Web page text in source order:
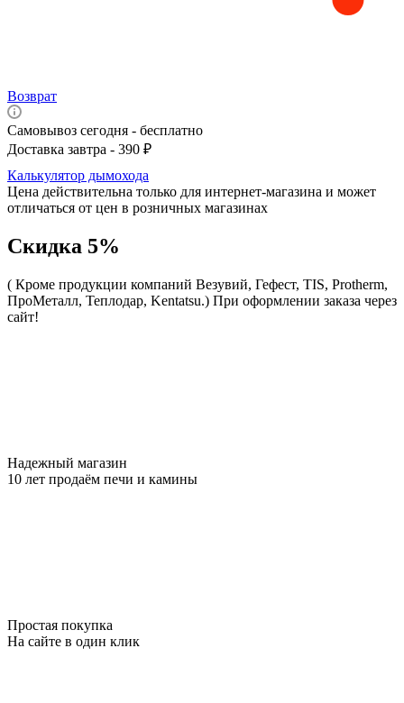
Возврат
Самовывоз сегодня - бесплатно
Доставка завтра - 390 ₽
Калькулятор дымохода
Цена действительна только для интернет-магазина и может
отличаться от цен в розничных магазинах
Скидка 5%
( Кроме продукции компаний Везувий, Гефест, TIS, Protherm,
ПроМеталл, Теплодар, Kentatsu.) При оформлении заказа через
сайт!
Надежный магазин
10 лет продаём печи и камины
Простая покупка
На сайте в один клик